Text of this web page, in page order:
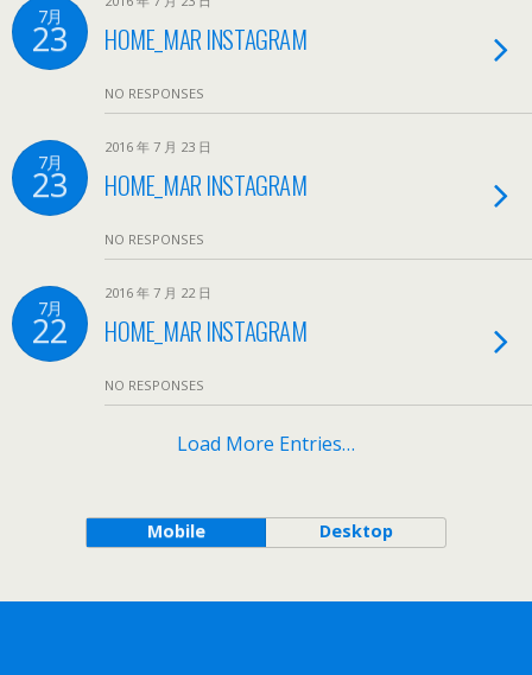
7月
23 HOME_MAR INSTAGRAM
NO RESPONSES
7月
23
2016 年 7 月 23 日
HOME_MAR INSTAGRAM
NO RESPONSES
7月
22
2016 年 7 月 22 日
HOME_MAR INSTAGRAM
NO RESPONSES
Load More Entries…
Mobile Desktop